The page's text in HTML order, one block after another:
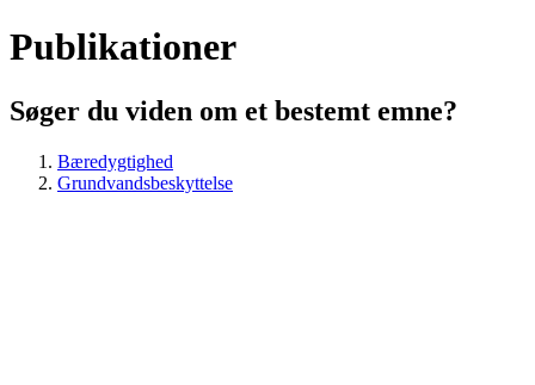
Publikationer
Søger du viden om et bestemt emne?
Bæredygtighed
Grundvandsbeskyttelse